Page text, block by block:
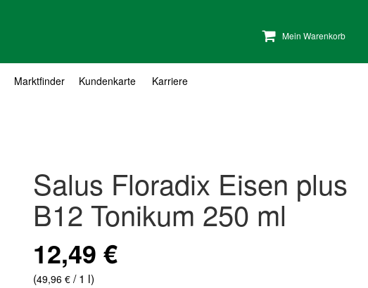
Mein Warenkorb
Marktfinder Kundenkarte Karriere
Salus Floradix Eisen plus
B12 Tonikum 250 ml
12,49 €
(49,96 €/ 1 l)